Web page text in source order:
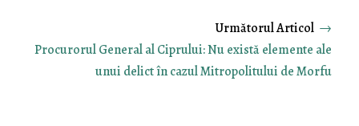
Procurorul General al Ciprului: Nu există elemente ale
unui delict în cazul Mitropolitului de Morfu
→